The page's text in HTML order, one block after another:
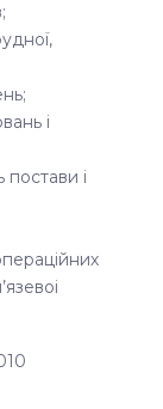
і
постави і